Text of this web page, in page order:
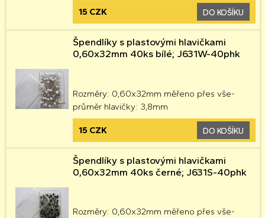
15 CZK DO KOŠÍKU
Špendlíky s plastovými hlavičkami
0,60x32mm 40ks bílé; J631W-40phk
Rozměry: 0,60x32mm měřeno přes vše-
průměr hlavičky: 3,8mm
15 CZK DO KOŠÍKU
Špendlíky s plastovými hlavičkami
0,60x32mm 40ks černé; J631S-40phk
Rozměry: 0,60x32mm měřeno přes vše-